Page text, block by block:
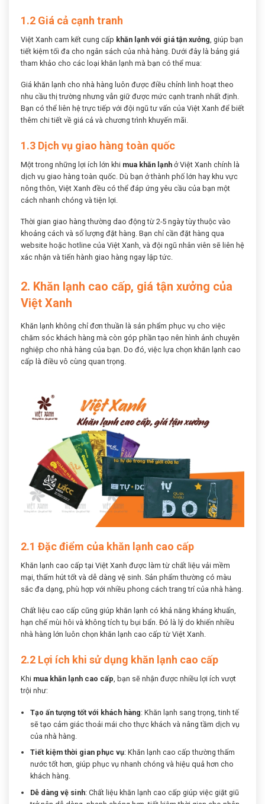
1.2 Giá cả cạnh tranh
Việt Xanh cam kết cung cấp khăn lạnh với giá tận xưởng , giúp bạn
tiết kiệm tối đa cho ngân sách của nhà hàng. Dưới đây là bảng giá
tham khảo cho các loại khăn lạnh mà bạn có thể mua:
Giá khăn lạnh cho nhà hàng luôn được điều chỉnh linh hoạt theo
nhu cầu thị trường nhưng vẫn giữ được mức cạnh tranh nhất định.
Bạn có thể liên hệ trực tiếp với đội ngũ tư vấn của Việt Xanh để biết
thêm chi tiết về giá cả và chương trình khuyến mãi.
1.3 Dịch vụ giao hàng toàn quốc
Một trong những lợi ích lớn khi mua khăn lạnh ở Việt Xanh chính là
dịch vụ giao hàng toàn quốc. Dù bạn ở thành phố lớn hay khu vực
nông thôn, Việt Xanh đều có thể đáp ứng yêu cầu của bạn một
cách nhanh chóng và tiện lợi.
Thời gian giao hàng thường dao động từ 2-5 ngày tùy thuộc vào
khoảng cách và số lượng đặt hàng. Bạn chỉ cần đặt hàng qua
website hoặc hotline của Việt Xanh, và đội ngũ nhân viên sẽ liên hệ
xác nhận và tiến hành giao hàng ngay lập tức.
2. Khăn lạnh cao cấp, giá tận xưởng của
Việt Xanh
Khăn lạnh không chỉ đơn thuần là sản phẩm phục vụ cho việc
chăm sóc khách hàng mà còn góp phần tạo nên hình ảnh chuyên
nghiệp cho nhà hàng của bạn. Do đó, việc lựa chọn khăn lạnh cao
cấp là điều vô cùng quan trọng.
2.1 Đặc điểm của khăn lạnh cao cấp
Khăn lạnh cao cấp tại Việt Xanh được làm từ chất liệu vải mềm
mại, thấm hút tốt và dễ dàng vệ sinh. Sản phẩm thường có màu
sắc đa dạng, phù hợp với nhiều phong cách trang trí của nhà hàng.
Chất liệu cao cấp cũng giúp khăn lạnh có khả năng kháng khuẩn,
hạn chế mùi hôi và không tích tụ bụi bẩn. Đó là lý do khiến nhiều
nhà hàng lớn luôn chọn khăn lạnh cao cấp từ Việt Xanh.
2.2 Lợi ích khi sử dụng khăn lạnh cao cấp
Khi mua khăn lạnh cao cấp, bạn sẽ nhận được nhiều lợi ích vượt
trội như:
Tạo ấn tượng tốt với khách hàng: Khăn lạnh sang trọng, tinh tế
sẽ tạo cảm giác thoải mái cho thực khách và nâng tầm dịch vụ
của nhà hàng.
Tiết kiệm thời gian phục vụ: Khăn lạnh cao cấp thường thấm
nước tốt hơn, giúp phục vụ nhanh chóng và hiệu quả hơn cho
khách hàng.
Dễ dàng vệ sinh: Chất liệu khăn lạnh cao cấp giúp việc giặt giũ